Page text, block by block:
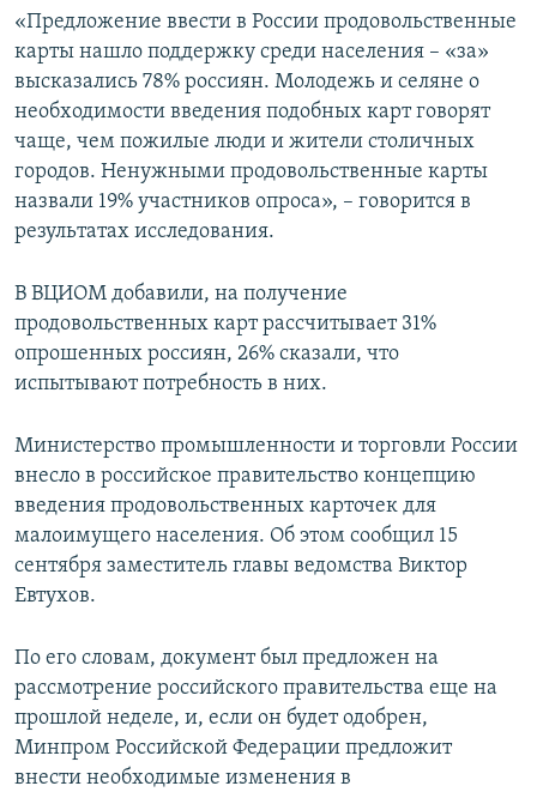
«Предложение ввести в России продовольственные
карты нашло поддержку среди населения – «за»
высказались 78% россиян. Молодежь и селяне о
необходимости введения подобных карт говорят
чаще, чем пожилые люди и жители столичных
городов. Ненужными продовольственные карты
назвали 19% участников опроса», – говорится в
результатах исследования.
В ВЦИОМ добавили, на получение
продовольственных карт рассчитывает 31%
опрошенных россиян, 26% сказали, что
испытывают потребность в них.
Министерство промышленности и торговли России
внесло в российское правительство концепцию
введения продовольственных карточек для
малоимущего населения. Об этом сообщил 15
сентября заместитель главы ведомства Виктор
Евтухов.
По его словам, документ был предложен на
рассмотрение российского правительства еще на
прошлой неделе, и, если он будет одобрен,
Минпром Российской Федерации предложит
внести необходимые изменения в